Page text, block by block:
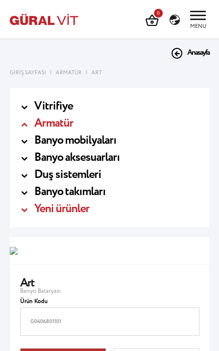
MENU
0
GİRİŞ SAYFASI | ARMATÜR | ART
Anasayfa
Vitrifiye
Armatür
Banyo mobilyaları
Banyo aksesuarları
Duş sistemleri
Banyo takımları
Yeni ürünler
Art
Banyo Bataryası
Ürün Kodu
G0406801101